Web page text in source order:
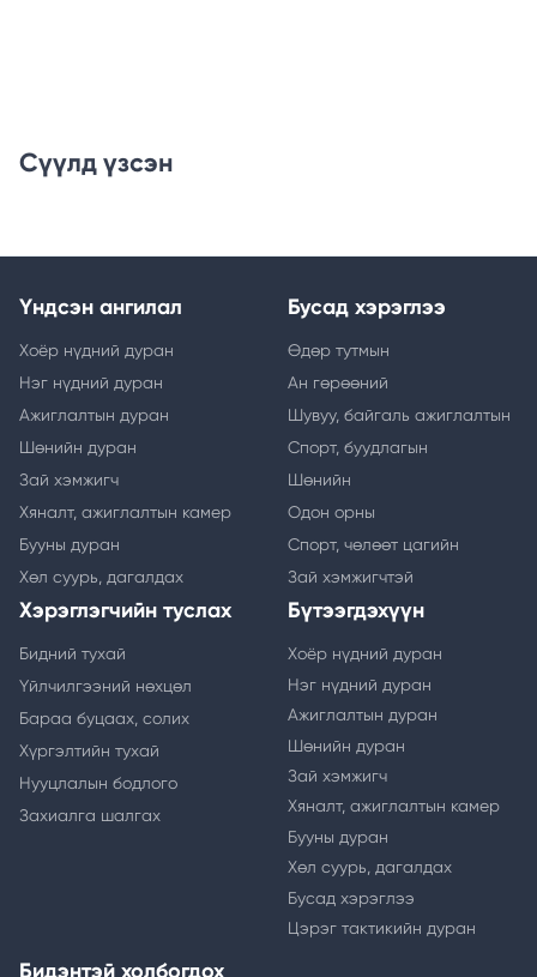
Сүүлд үзсэн
Үндсэн ангилал
Хоёр нүдний дуран
Нэг нүдний дуран
Ажиглалтын дуран
Шөнийн дуран
Зай хэмжигч
Хяналт, ажиглалтын камер
Бууны дуран
Хөл суурь, дагалдах
Бусад хэрэглээ
Өдөр тутмын
Ан гөрөөний
Шувуу, байгаль ажиглалтын
Спорт, буудлагын
Шөнийн
Одон орны
Спорт, чөлөөт цагийн
Зай хэмжигчтэй
Хэрэглэгчийн туслах
Бидний тухай
Үйлчилгээний нөхцөл
Бараа буцаах, солих
Хүргэлтийн тухай
Нууцлалын бодлого
Захиалга шалгах
Бүтээгдэхүүн
Хоёр нүдний дуран
Нэг нүдний дуран
Ажиглалтын дуран
Шөнийн дуран
Зай хэмжигч
Хяналт, ажиглалтын камер
Бууны дуран
Хөл суурь, дагалдах
Бусад хэрэглээ
Цэрэг тактикийн дуран
Бидэнтэй холбогдох